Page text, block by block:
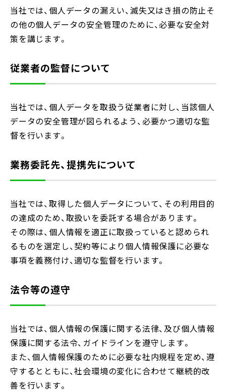
当社では、個人データの漏えい、滅失又はき損の防止そ
の他の個人データの安全管理のために、必要な安全対
策を講じます。
従業者の監督について
当社では、個人データを取扱う従業者に対し、当該個人
データの安全管理が図られるよう、必要かつ適切な監
督を行います。
業務委託先、提携先について
当社では、取得した個人データについて、その利用目的
の達成のため、取扱いを委託する場合があります。
その際は、個人情報を適正に取扱っていると認められ
るものを選定し、契約等により個人情報保護に必要な
事項を義務付け、適切な監督を行います。
法令等の遵守
当社では、個人情報の保護に関する法律、及び個人情報
保護に関する法令、ガイドラインを遵守します。
また、個人情報保護のために必要な社内規程を定め、遵
守するとともに、社会環境の変化に合わせて継続的改
善を行います。